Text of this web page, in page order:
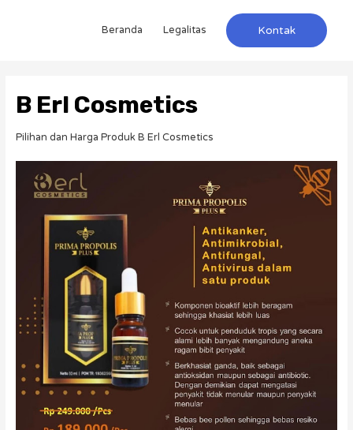
Beranda Legalitas Kontak
B Erl Cosmetics
Pilihan dan Harga Produk B Erl Cosmetics